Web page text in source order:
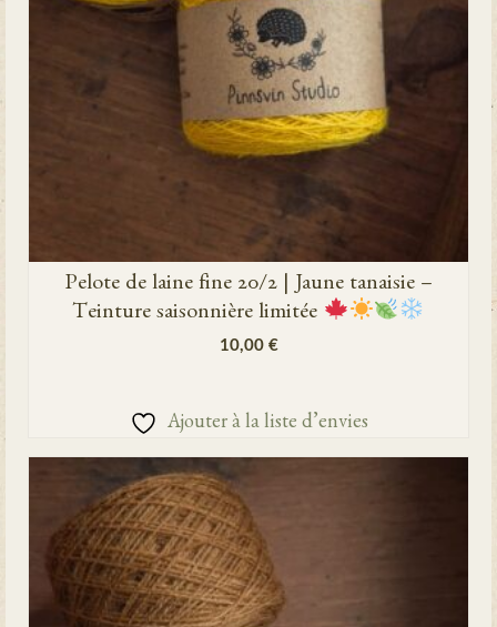
Pelote de laine fine 20/2 | Jaune tanaisie –
Teinture saisonnière limitée
10,00 €
Ajouter à la liste d’envies